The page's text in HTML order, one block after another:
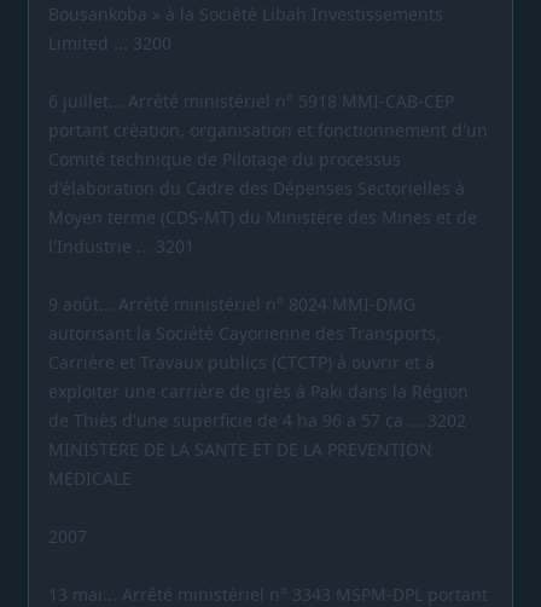
Bousankoba » à la Société Libah Investissements
Limited ... 3200
6 juillet... Arrêté ministériel n° 5918 MMI-CAB-CEP
portant création, organisation et fonctionnement d'un
Comité technique de Pilotage du processus
d'élaboration du Cadre des Dépenses Sectorielles à
Moyen terme (CDS-MT) du Ministère des Mines et de
l'Industrie ... 3201
9 août... Arrêté ministériel n° 8024 MMI-DMG
autorisant la Société Cayorienne des Transports,
Carrière et Travaux publics (CTCTP) à ouvrir et à
exploiter une carrière de grès à Paki dans la Région
de Thiès d'une superficie de 4 ha 96 a 57 ca ... 3202
MINISTERE DE LA SANTE ET DE LA PREVENTION
MEDICALE
2007
13 mai... Arrêté ministériel n° 3343 MSPM-DPL portant